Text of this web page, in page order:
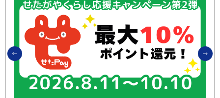
前のスライドを表示